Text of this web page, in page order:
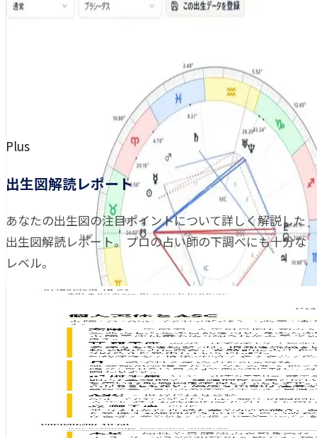
Plus
出生図解読レポート
あなたの出生図の注目ポイントについて詳しく解説した
出生図解読レポート。プロの占い師の下調べにも十分な
レベル。